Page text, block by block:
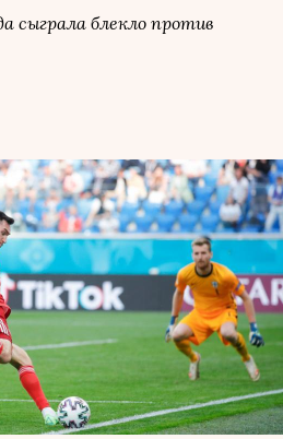
сыграла блекло против